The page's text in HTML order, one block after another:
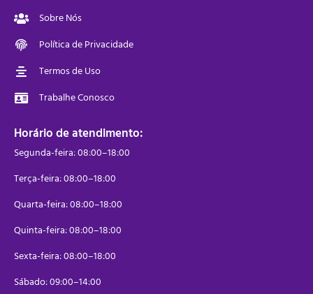
Sobre Nós
Política de Privacidade
Termos de Uso
Trabalhe Conosco
Horário de atendimento:
Segunda-feira: 08:00–18:00
Terça-feira: 08:00–18:00
Quarta-feira: 08:00–18:00
Quinta-feira: 08:00–18:00
Sexta-feira: 08:00–18:00
Sábado: 09:00–14:00